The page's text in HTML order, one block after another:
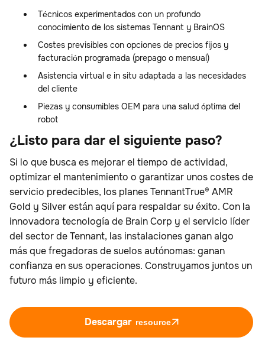
Técnicos experimentados con un profundo
conocimiento de los sistemas Tennant y BrainOS
Costes previsibles con opciones de precios fijos y
facturación programada (prepago o mensual)
Asistencia virtual e in situ adaptada a las necesidades
del cliente
Piezas y consumibles OEM para una salud óptima del
robot
¿Listo para dar el siguiente paso?
Si lo que busca es mejorar el tiempo de actividad,
optimizar el mantenimiento o garantizar unos costes de
servicio predecibles, los planes TennantTrue® AMR
Gold y Silver están aquí para respaldar su éxito. Con la
innovadora tecnología de Brain Corp y el servicio líder
del sector de Tennant, las instalaciones ganan algo
más que fregadoras de suelos autónomas: ganan
confianza en sus operaciones. Construyamos juntos un
futuro más limpio y eficiente.
Descargar resource